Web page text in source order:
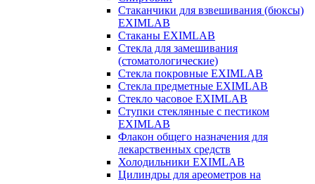
Стаканчики для взвешивания (бюксы)
EXIMLAB
Стаканы EXIMLAB
Стекла для замешивания
(стоматологические)
Стекла покровные EXIMLAB
Стекла предметные EXIMLAB
Стекло часовое EXIMLAB
Ступки стеклянные с пестиком
EXIMLAB
Флакон общего назначения для
лекарственных средств
Холодильники EXIMLAB
Цилиндры для ареометров на